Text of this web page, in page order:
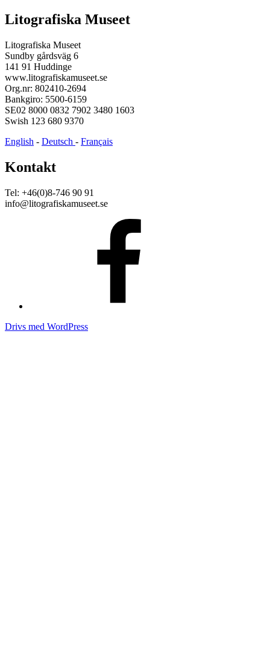
Litografiska Museet
Litografiska Museet
Sundby gårdsväg 6
141 91 Huddinge
www.litografiskamuseet.se
Org.nr: 802410-2694
Bankgiro: 5500-6159
SE02 8000 0832 7902 3480 1603
Swish 123 680 9370
English - Deutsch - Français
Kontakt
Tel: +46(0)8-746 90 91
info@litografiskamuseet.se
Drivs med WordPress